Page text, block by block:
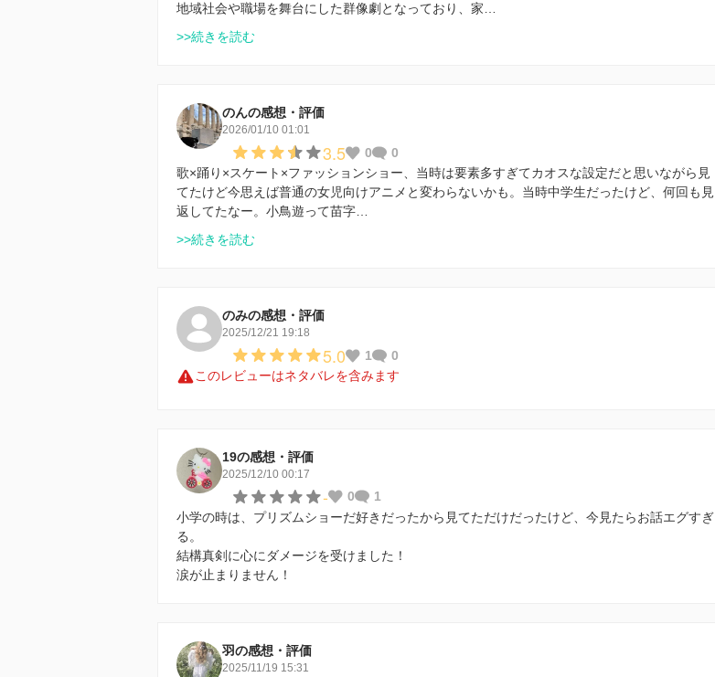
地域社会や職場を舞台にした群像劇となっており、家…
>>続きを読む
のんの感想・評価
2026/01/10 01:01
3.5 0
0
歌×踊り×スケート×ファッションショー、当時は要素多すぎてカオスな設定だと思いながら見
てたけど今思えば普通の女児向けアニメと変わらないかも。当時中学生だったけど、何回も見
返してたなー。小鳥遊って苗字…
>>続きを読む
のみの感想・評価
2025/12/21 19:18
5.0 1
0
このレビューはネタバレを含みます
19の感想・評価
2025/12/10 00:17
- 0
1
小学の時は、プリズムショーだ好きだったから見てただけだったけど、今見たらお話エグすぎ
る。
結構真剣に心にダメージを受けました！
涙が止まりません！
羽の感想・評価
2025/11/19 15:31